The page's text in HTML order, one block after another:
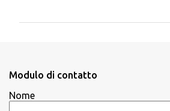
i
Modulo di contatto
Nome